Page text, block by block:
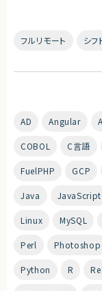
フルリモート シフ
AD Angular
COBOL C言語
FuelPHP GCP
Java JavaScript
Linux MySQL
Perl Photoshop
Python R